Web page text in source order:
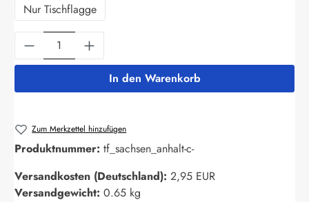
Nur Tischflagge
Produkt Anzahl: Gib den gewünschten
In den Warenkorb
Zum Merkzettel hinzufügen
Produktnummer: tf_sachsen_anhalt-c-
Versandkosten (Deutschland): 2,95 EUR
Versandgewicht: 0.65 kg